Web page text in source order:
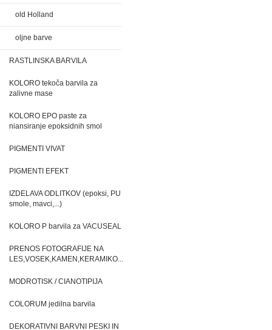
old Holland
oljne barve
RASTLINSKA BARVILA
KOLORO tekoča barvila za
zalivne mase
KOLORO EPO paste za
niansiranje epoksidnih smol
PIGMENTI VIVAT
PIGMENTI EFEKT
IZDELAVA ODLITKOV (epoksi, PU
smole, mavci,...)
KOLORO P barvila za VACUSEAL
PRENOS FOTOGRAFIJE NA
LES,VOSEK,KAMEN,KERAMIKO...
MODROTISK / CIANOTIPIJA
COLORUM jedilna barvila
DEKORATIVNI BARVNI PESKI IN